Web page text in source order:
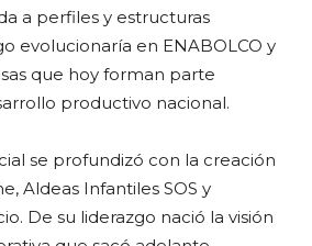
a perfiles y estructuras
evolucionaría en ENABOLCO y
que hoy forman parte
productivo nacional.
se profundizó con la creación
Aldeas Infantiles SOS y
De su liderazgo nació la visión